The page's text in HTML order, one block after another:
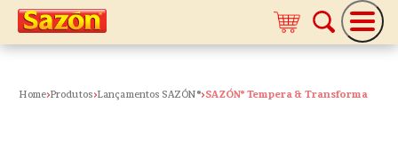
Home Produtos Lançamentos SAZÓN ® SAZÓN® Tempera & Transforma